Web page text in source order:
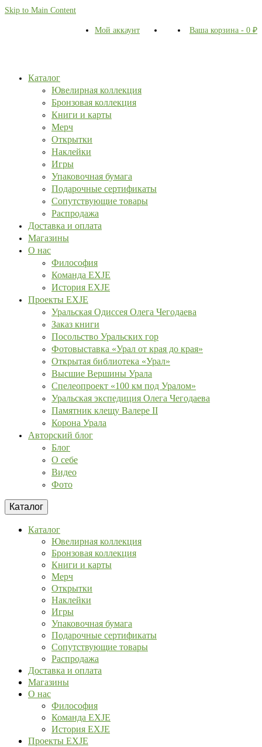
Skip to Main Content
Мой аккаунт Ваша корзина - 0 ₽
Каталог
Ювелирная коллекция
Бронзовая коллекция
Книги и карты
Мерч
Открытки
Наклейки
Игры
Упаковочная бумага
Подарочные сертификаты
Сопутствующие товары
Распродажа
Доставка и оплата
Магазины
О нас
Философия
Команда EXJE
История EXJE
Проекты EXJE
Уральская Одиссея Олега Чегодаева
Заказ книги
Посольство Уральских гор
Фотовыставка «Урал от края до края»
Открытая библиотека «Урал»
Высшие Вершины Урала
Спелеопроект «100 км под Уралом»
Уральская экспедиция Олега Чегодаева
Памятник клещу Валере II
Корона Урала
Авторский блог
Блог
О себе
Видео
Фото
Каталог
Каталог
Ювелирная коллекция
Бронзовая коллекция
Книги и карты
Мерч
Открытки
Наклейки
Игры
Упаковочная бумага
Подарочные сертификаты
Сопутствующие товары
Распродажа
Доставка и оплата
Магазины
О нас
Философия
Команда EXJE
История EXJE
Проекты EXJE